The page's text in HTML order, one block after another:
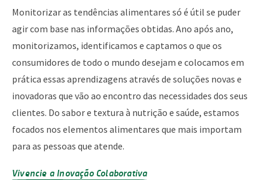
Monitorizar as tendências alimentares só é útil se puder
agir com base nas informações obtidas. Ano após ano,
monitorizamos, identificamos e captamos o que os
consumidores de todo o mundo desejam e colocamos em
prática essas aprendizagens através de soluções novas e
inovadoras que vão ao encontro das necessidades dos seus
clientes. Do sabor e textura à nutrição e saúde, estamos
focados nos elementos alimentares que mais importam
para as pessoas que atende.
Vivencie a Inovação Colaborativa